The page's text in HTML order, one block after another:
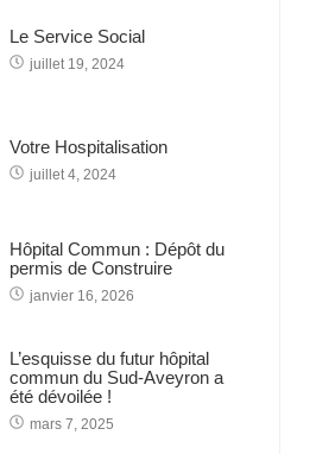
Le Service Social
juillet 19, 2024
Votre Hospitalisation
juillet 4, 2024
Hôpital Commun : Dépôt du
permis de Construire
janvier 16, 2026
L’esquisse du futur hôpital
commun du Sud-Aveyron a
été dévoilée !
mars 7, 2025